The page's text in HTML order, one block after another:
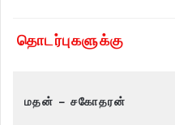
தொடர்புகளுக்கு
மதன் – சகோதரன்